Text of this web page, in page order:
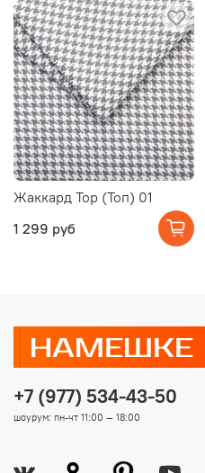
Жаккард Top (Топ) 01
1 299 руб
+7 (977) 534-43-50
шоурум: пн-чт 11:00 — 18:00